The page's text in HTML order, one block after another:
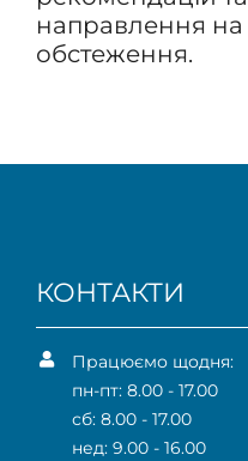
направлення на
обстеження.
КОНТАКТИ
Працюємо щодня:
пн-пт: 8.00 - 17.00
сб: 8.00 - 17.00
нед: 9.00 - 16.00